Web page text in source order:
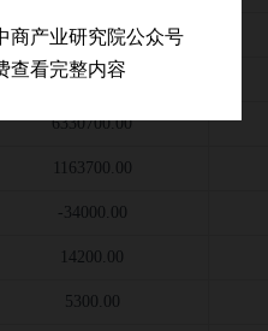
72988700.00
19845700.00
6330700.00
1163700.00
-34000.00
14200.00
5300.00
商产业研究院公众号
查看完整内容